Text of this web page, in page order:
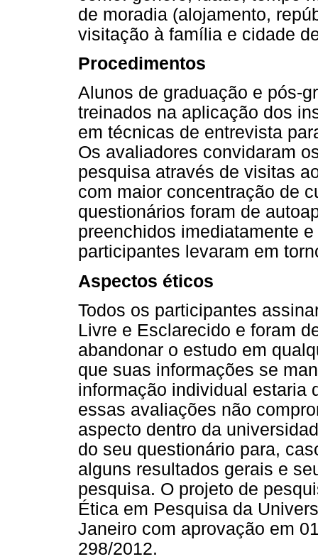
de moradia (alojamento,
visitação à família e cidade
Procedimentos
Alunos de graduação e pós-
treinados na aplicação dos
em técnicas de entrevista
Os avaliadores convidaram
pesquisa através de visitas
com maior concentração de
questionários foram de
preenchidos imediatamente
participantes levaram em
Aspectos éticos
Todos os participantes
Livre e Esclarecido e foram
abandonar o estudo em
que suas informações se
informação individual estaria
essas avaliações não
aspecto dentro da
do seu questionário para,
alguns resultados gerais e
pesquisa. O projeto de
Ética em Pesquisa da
Janeiro com aprovação em
298/2012.